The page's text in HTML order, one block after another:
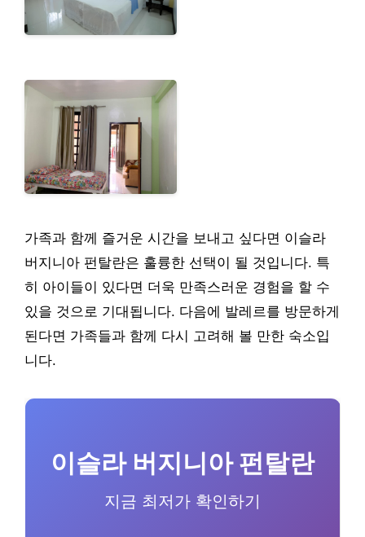
가족과 함께 즐거운 시간을 보내고 싶다면 이슬라
버지니아 펀탈란은 훌륭한 선택이 될 것입니다. 특
히 아이들이 있다면 더욱 만족스러운 경험을 할 수
있을 것으로 기대됩니다. 다음에 발레르를 방문하게
된다면 가족들과 함께 다시 고려해 볼 만한 숙소입
니다.
이슬라 버지니아 펀탈란
지금 최저가 확인하기